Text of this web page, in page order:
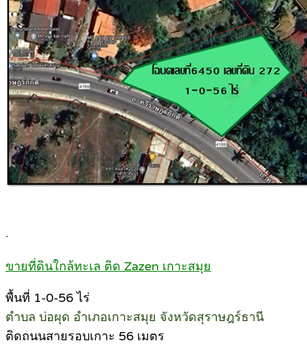
.
ขายที่ดินใกล้ทะเล ติด Zazen เกาะสมุย
พื้นที่ 1-0-56 ไร่
ตำบล บ่อผุด อำเภอเกาะสมุย จังหวัดสุราษฎร์ธานี
ติดถนนสายรอบเกาะ 56 เมตร